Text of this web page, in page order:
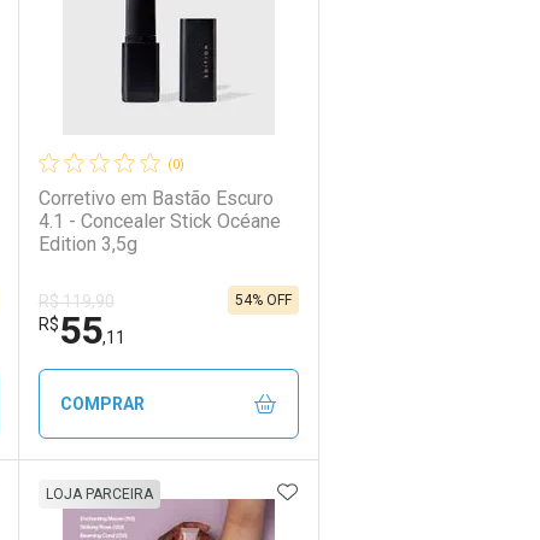
Ativar Desconto
Comprar sem Desconto
Comprar sem Desconto
(0)
Corretivo em Bastão Escuro
4.1 - Concealer Stick Océane
Edition 3,5g
R$ 119,90
R$55,11
54% OFF
COMPRAR
FECHAR
FECHAR
AOS FAVORITOS
LOJA PARCEIRA ADICIONAR AOS